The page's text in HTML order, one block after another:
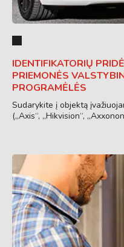
IDENTIFIKATORIŲ
PRIEMONĖS
PROGRAMĖLĖS
Sudarykite į objektą
(„Axis“, „Hikvision“,